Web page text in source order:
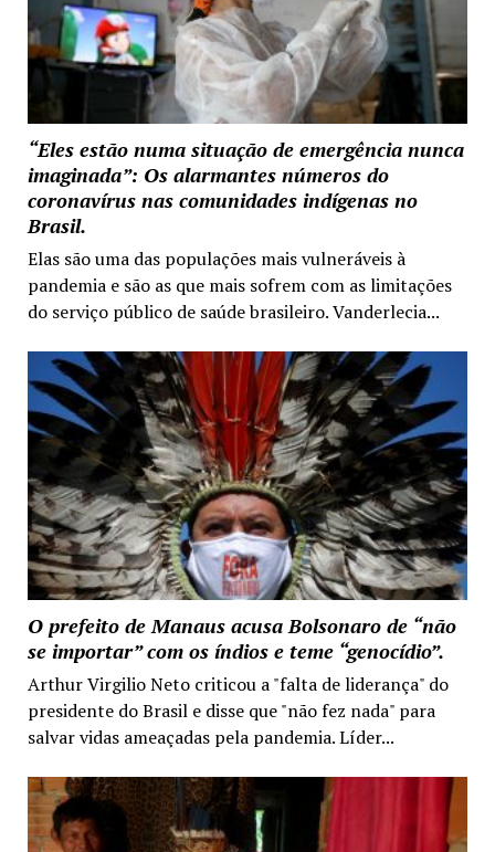
“Eles estão numa situação de emergência nunca
imaginada”: Os alarmantes números do
coronavírus nas comunidades indígenas no
Brasil.
Elas são uma das populações mais vulneráveis à
pandemia e são as que mais sofrem com as limitações
do serviço público de saúde brasileiro. Vanderlecia...
O prefeito de Manaus acusa Bolsonaro de “não
se importar” com os índios e teme “genocídio”.
Arthur Virgilio Neto criticou a "falta de liderança" do
presidente do Brasil e disse que "não fez nada" para
salvar vidas ameaçadas pela pandemia. Líder...